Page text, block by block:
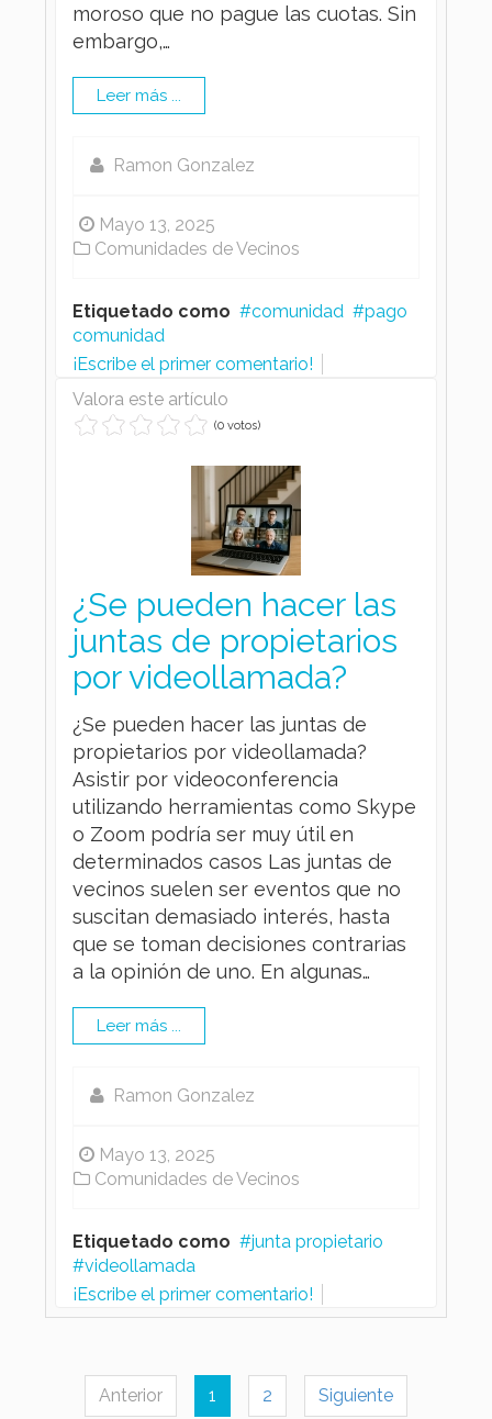
moroso que no pague las cuotas. Sin
embargo,…
Leer más ...
Ramon Gonzalez
Mayo 13, 2025
Comunidades de Vecinos
Etiquetado como comunidad
pago
comunidad
¡Escribe el primer comentario!
Valora este artículo
(0 votos)
¿Se pueden hacer las
juntas de propietarios
por videollamada?
¿Se pueden hacer las juntas de
propietarios por videollamada?
Asistir por videoconferencia
utilizando herramientas como Skype
o Zoom podría ser muy útil en
determinados casos Las juntas de
vecinos suelen ser eventos que no
suscitan demasiado interés, hasta
que se toman decisiones contrarias
a la opinión de uno. En algunas…
Leer más ...
Ramon Gonzalez
Mayo 13, 2025
Comunidades de Vecinos
Etiquetado como
junta propietario
videollamada
¡Escribe el primer comentario!
Anterior 1 2 Siguiente